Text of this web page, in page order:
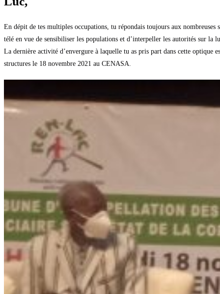
En dépit de tes multiples occupations, tu répondais toujours aux
télé en vue de sensibiliser les populations et d’interpeller les autorités sur la
La dernière activité d’envergure à laquelle tu as pris part dans cette
structures le 18 novembre 2021 au CENASA.